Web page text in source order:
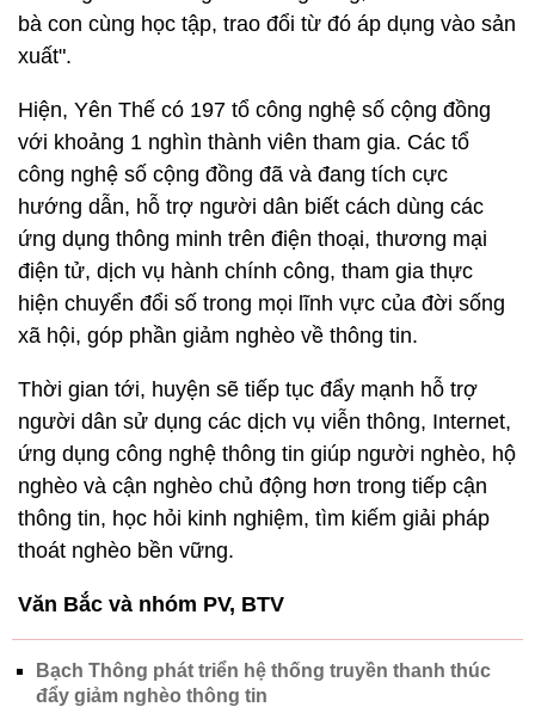
bà con cùng học tập, trao đổi từ đó áp dụng vào sản
xuất".
Hiện, Yên Thế có 197 tổ công nghệ số cộng đồng
với khoảng 1 nghìn thành viên tham gia. Các tổ
công nghệ số cộng đồng đã và đang tích cực
hướng dẫn, hỗ trợ người dân biết cách dùng các
ứng dụng thông minh trên điện thoại, thương mại
điện tử, dịch vụ hành chính công, tham gia thực
hiện chuyển đổi số trong mọi lĩnh vực của đời sống
xã hội, góp phần giảm nghèo về thông tin.
Thời gian tới, huyện sẽ tiếp tục đẩy mạnh hỗ trợ
người dân sử dụng các dịch vụ viễn thông, Internet,
ứng dụng công nghệ thông tin giúp người nghèo, hộ
nghèo và cận nghèo chủ động hơn trong tiếp cận
thông tin, học hỏi kinh nghiệm, tìm kiếm giải pháp
thoát nghèo bền vững.
Văn Bắc và nhóm PV, BTV
Bạch Thông phát triển hệ thống truyền thanh thúc
đẩy giảm nghèo thông tin